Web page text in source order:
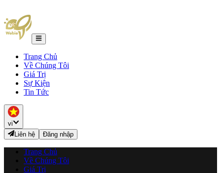
Trang Chủ
Về Chúng Tôi
Giá Trị
Sự Kiện
Tin Tức
vi
Liên hệ
Đăng nhập
Trang Chủ
Về Chúng Tôi
Giá Trị